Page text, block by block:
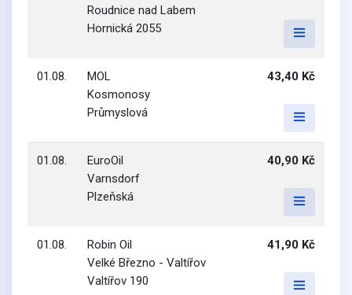
Roudnice nad Labem
Hornická 2055
01.08.
MOL
Kosmonosy
Průmyslová
43,40 Kč
01.08.
EuroOil
Varnsdorf
Plzeňská
40,90 Kč
01.08.
Robin Oil
Velké Březno - Valtířov
Valtířov 190
41,90 Kč